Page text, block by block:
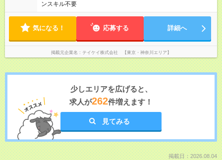
ンスキル不要
気になる！ 応募する 詳細へ
掲載元企業名 テイケイ株式会社 【東京・神奈川エリア】
少しエリアを広げると、
求人が262件増えます！
見てみる
掲載日：2026.08.04